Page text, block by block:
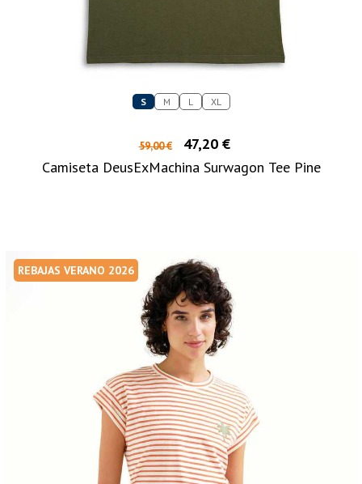
S M L XL
59,00 €
47,20 €
Camiseta DeusExMachina Surwagon Tee Pine
REBAJAS VERANO 2026